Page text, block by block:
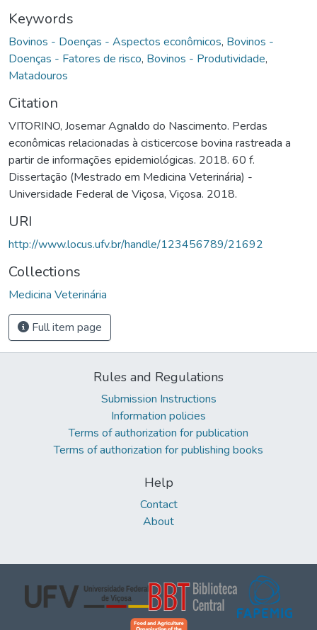
Keywords
Bovinos - Doenças - Aspectos econômicos, Bovinos -
Doenças - Fatores de risco, Bovinos - Produtividade,
Matadouros
Citation
VITORINO, Josemar Agnaldo do Nascimento. Perdas
econômicas relacionadas à cisticercose bovina rastreada a
partir de informações epidemiológicas. 2018. 60 f.
Dissertação (Mestrado em Medicina Veterinária) -
Universidade Federal de Viçosa, Viçosa. 2018.
URI
http://www.locus.ufv.br/handle/123456789/21692
Collections
Medicina Veterinária
Full item page
Rules and Regulations
Submission Instructions
Information policies
Terms of authorization for publication
Terms of authorization for publishing books
Help
Contact
About